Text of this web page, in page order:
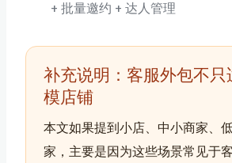
+ 批量邀约 + 达人管理
补充说明：客服外包不只
模店铺
本文如果提到小店、中小商家、
家，主要是因为这些场景常见于